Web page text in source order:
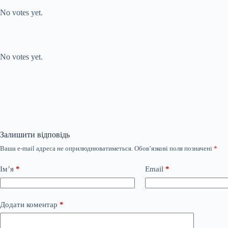
No votes yet.
No votes yet.
Залишити відповідь
Ваша e-mail адреса не оприлюднюватиметься. Обов’язкові поля позначені *
Ім’я * Email *
Додати коментар *